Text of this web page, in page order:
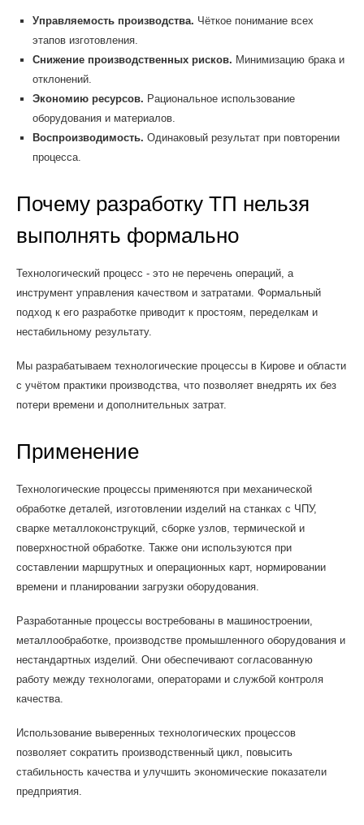
Управляемость производства. Чёткое понимание всех
этапов изготовления.
Снижение производственных рисков. Минимизацию брака и
отклонений.
Экономию ресурсов. Рациональное использование
оборудования и материалов.
Воспроизводимость. Одинаковый результат при повторении
процесса.
Почему разработку ТП нельзя
выполнять формально
Технологический процесс - это не перечень операций, а
инструмент управления качеством и затратами. Формальный
подход к его разработке приводит к простоям, переделкам и
нестабильному результату.
Мы разрабатываем технологические процессы в Кирове и области
с учётом практики производства, что позволяет внедрять их без
потери времени и дополнительных затрат.
Применение
Технологические процессы применяются при механической
обработке деталей, изготовлении изделий на станках с ЧПУ,
сварке металлоконструкций, сборке узлов, термической и
поверхностной обработке. Также они используются при
составлении маршрутных и операционных карт, нормировании
времени и планировании загрузки оборудования.
Разработанные процессы востребованы в машиностроении,
металлообработке, производстве промышленного оборудования и
нестандартных изделий. Они обеспечивают согласованную
работу между технологами, операторами и службой контроля
качества.
Использование выверенных технологических процессов
позволяет сократить производственный цикл, повысить
стабильность качества и улучшить экономические показатели
предприятия.